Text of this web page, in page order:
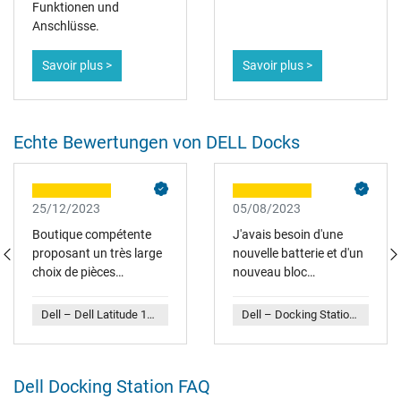
Funktionen und
Anschlüsse.
Savoir plus > Savoir plus >
Echte Bewertungen von DELL Docks
25/12/2023
Boutique compétente
proposant un très large
choix de pièces
composants.
Dell – Dell Latitude 11 (5175) Dockingstation WD19S inkl. 130W Netzteil
05/08/2023
J'avais besoin d'une
nouvelle batterie et d'un
nouveau bloc
ordinateur portable Dell.
batterie est compatible
Dell – Docking Station inkl. Netzteil (130W) Original für Dell Latitude E6410 Serie
Dell Docking Station FAQ